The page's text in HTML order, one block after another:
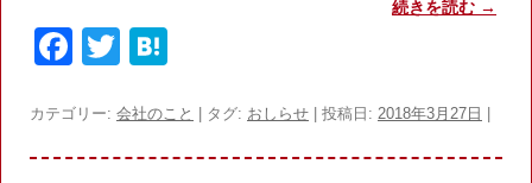
続きを読む →
F
c
e
T
itt
er
e
n
カテゴリー: 会社のこと | タグ: おしらせ | 投稿日: 2018年3月27日 |